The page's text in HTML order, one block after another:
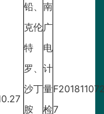
铅、
克伦
特
罗、
沙丁
胺
南
广
电
计
量
检7